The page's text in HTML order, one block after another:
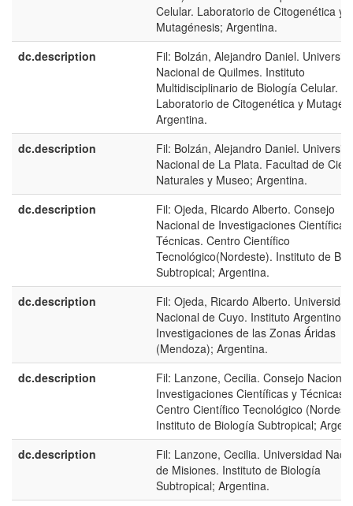
Celular. Laboratorio de Citogenética y
Mutagénesis; Argentina.
dc.description
Fil: Bolzán, Alejandro Daniel.
Nacional de Quilmes. Instituto
Multidisciplinario de Biología Celular.
Laboratorio de Citogenética y
Argentina.
dc.description
Fil: Bolzán, Alejandro Daniel.
Nacional de La Plata. Facultad de
Naturales y Museo; Argentina.
dc.description
Fil: Ojeda, Ricardo Alberto. Consejo
Nacional de Investigaciones
Técnicas. Centro Científico
Tecnológico(Nordeste). Instituto de
Subtropical; Argentina.
dc.description
Fil: Ojeda, Ricardo Alberto. Universidad
Nacional de Cuyo. Instituto Argentino
Investigaciones de las Zonas Áridas
(Mendoza); Argentina.
dc.description
Fil: Lanzone, Cecilia. Consejo
Investigaciones Científicas y Técnicas.
Centro Científico Tecnológico
Instituto de Biología Subtropical;
dc.description
Fil: Lanzone, Cecilia. Universidad
de Misiones. Instituto de Biología
Subtropical; Argentina.